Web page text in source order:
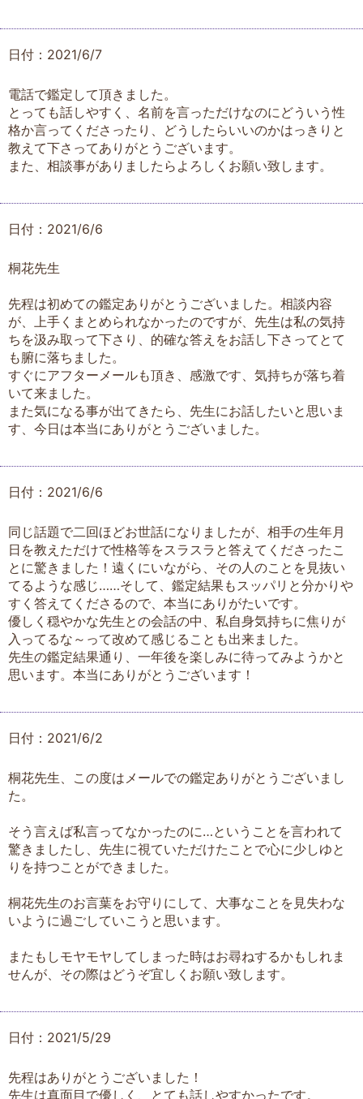
日付：2021/6/7
電話で鑑定して頂きました。
とっても話しやすく、名前を言っただけなのにどういう性
格か言ってくださったり、どうしたらいいのかはっきりと
教えて下さってありがとうございます。
また、相談事がありましたらよろしくお願い致します。
日付：2021/6/6
桐花先生
先程は初めての鑑定ありがとうございました。相談内容
が、上手くまとめられなかったのですが、先生は私の気持
ちを汲み取って下さり、的確な答えをお話し下さってとて
も腑に落ちました。
すぐにアフターメールも頂き、感激です、気持ちが落ち着
いて来ました。
また気になる事が出てきたら、先生にお話したいと思いま
す、今日は本当にありがとうございました。
日付：2021/6/6
同じ話題で二回ほどお世話になりましたが、相手の生年月
日を教えただけで性格等をスラスラと答えてくださったこ
とに驚きました！遠くにいながら、その人のことを見抜い
てるような感じ……そして、鑑定結果もスッパリと分かりや
すく答えてくださるので、本当にありがたいです。
優しく穏やかな先生との会話の中、私自身気持ちに焦りが
入ってるな～って改めて感じることも出来ました。
先生の鑑定結果通り、一年後を楽しみに待ってみようかと
思います。本当にありがとうございます！
日付：2021/6/2
桐花先生、この度はメールでの鑑定ありがとうございまし
た。
そう言えば私言ってなかったのに…ということを言われて
驚きましたし、先生に視ていただけたことで心に少しゆと
りを持つことができました。
桐花先生のお言葉をお守りにして、大事なことを見失わな
いように過ごしていこうと思います。
またもしモヤモヤしてしまった時はお尋ねするかもしれま
せんが、その際はどうぞ宜しくお願い致します。
日付：2021/5/29
先程はありがとうございました！
先生は真面目で優しく、とても話しやすかったです。